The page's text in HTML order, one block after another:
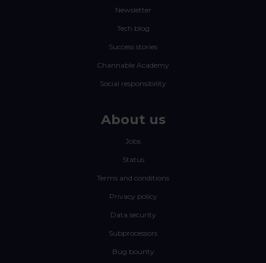
Newsletter
Tech blog
Success stories
Channable Academy
Social responsibility
About us
Jobs
Status
Terms and conditions
Privacy policy
Data security
Subprocessors
Bug bounty